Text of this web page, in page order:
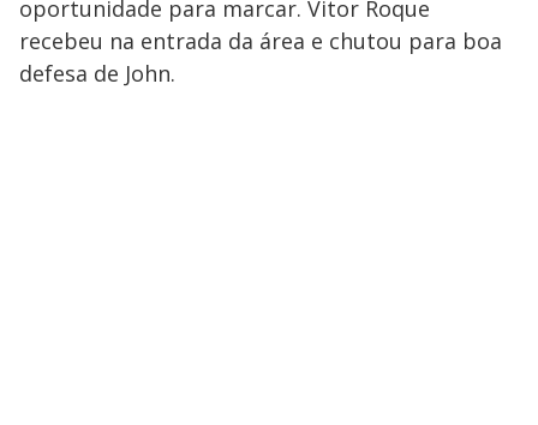
oportunidade para marcar. Vitor Roque
recebeu na entrada da área e chutou para boa
defesa de John.